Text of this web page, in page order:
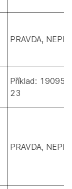
PRAVDA,
Příklad:
23
PRAVDA,